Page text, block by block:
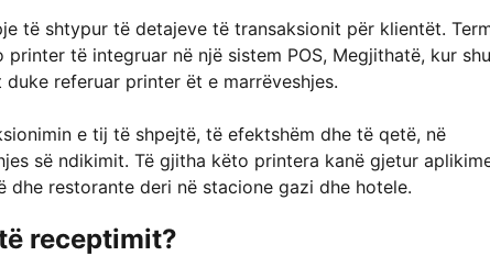
të shtypur të detajeve të transaksionit për klientët.
të integruar në një sistem POS, Megjithatë, kur
referuar printer ët e marrëveshjes.
e tij të shpejtë, të efektshëm dhe të qetë, në
së ndikimit. Të gjitha këto printera kanë gjetur
restorante deri në stacione gazi dhe hotele.
receptimit?